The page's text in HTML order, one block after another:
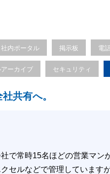
社内ポータル 掲示板 電
アーカイブ セキュリティ
共有へ。
で常時15名ほどの営業マン
セルなどで管理しています